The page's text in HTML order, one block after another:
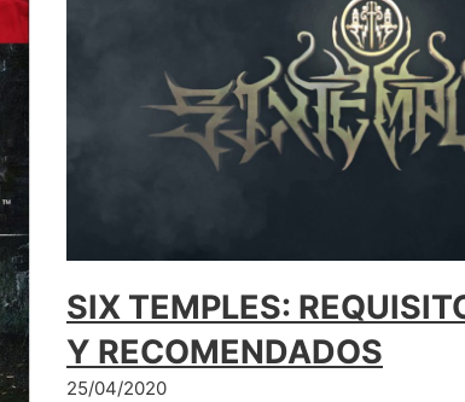
SIX TEMPLES:
Y RECOMENDADOS
25/04/2020